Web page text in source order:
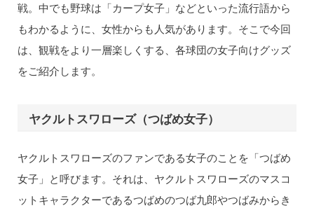
戦。中でも野球は「カープ女子」などといった流行語から
もわかるように、女性からも人気があります。そこで今回
は、観戦をより一層楽しくする、各球団の女子向けグッズ
をご紹介します。
ヤクルトスワローズ（つばめ女子）
ヤクルトスワローズのファンである女子のことを「つばめ
女子」と呼びます。それは、ヤクルトスワローズのマスコ
ットキャラクターであるつばめのつば九郎やつばみからき